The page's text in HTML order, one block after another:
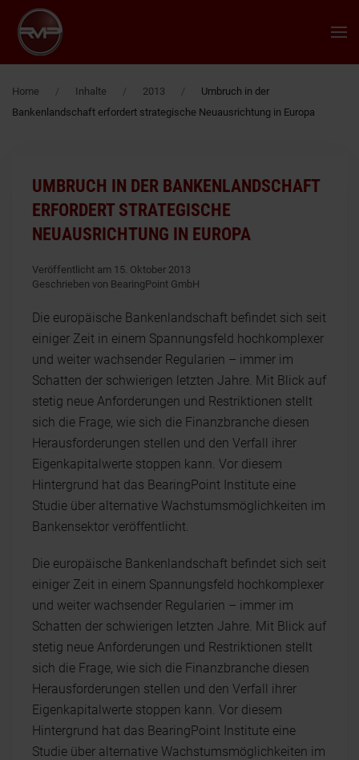
Zum Hauptinhalt springen
Home Inhalte 2013
Umbruch in der
Bankenlandschaft erfordert strategische Neuausrichtung in Europa
UMBRUCH IN DER BANKENLANDSCHAFT
ERFORDERT STRATEGISCHE
NEUAUSRICHTUNG IN EUROPA
Veröffentlicht am 15. Oktober 2013
Geschrieben von BearingPoint GmbH
Die europäische Bankenlandschaft befindet sich seit
einiger Zeit in einem Spannungsfeld hochkomplexer
und weiter wachsender Regularien – immer im
Schatten der schwierigen letzten Jahre. Mit Blick auf
stetig neue Anforderungen und Restriktionen stellt
sich die Frage, wie sich die Finanzbranche diesen
Herausforderungen stellen und den Verfall ihrer
Eigenkapitalwerte stoppen kann. Vor diesem
Hintergrund hat das BearingPoint Institute eine
Studie über alternative Wachstumsmöglichkeiten im
Bankensektor veröffentlicht.
Die europäische Bankenlandschaft befindet sich seit
einiger Zeit in einem Spannungsfeld hochkomplexer
und weiter wachsender Regularien – immer im
Schatten der schwierigen letzten Jahre. Mit Blick auf
stetig neue Anforderungen und Restriktionen stellt
sich die Frage, wie sich die Finanzbranche diesen
Herausforderungen stellen und den Verfall ihrer
Eigenkapitalwerte stoppen kann. Vor diesem
Hintergrund hat das BearingPoint Institute eine
Studie über alternative Wachstumsmöglichkeiten im